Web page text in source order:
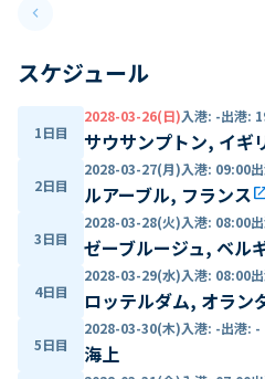
keyboard_arrow_leftPrevious slide
スケジュール
1日目
2028-03-26(日)入港: -出港:
サウサンプトン, イギ
2日目
2028-03-27(月)入港: 09:00
ルアーブル, フランス
3日目
2028-03-28(火)入港: 08:00
ゼーブルージュ, ベル
4日目
2028-03-29(水)入港: 08:00
ロッテルダム, オラン
5日目
2028-03-30(木)入港: -出港: -
海上